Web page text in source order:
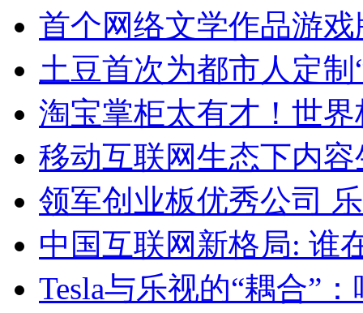
首个网络文学作品游
土豆首次为都市人定
淘宝掌柜太有才！世
移动互联网生态下内
领军创业板优秀公司
中国互联网新格局: 谁
Tesla与乐视的“耦合”